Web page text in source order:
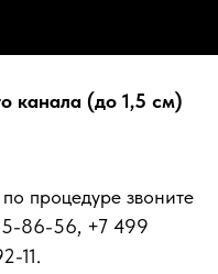
канала (до 1,5 см)
процедуре звоните
86-56, +7 499
11.